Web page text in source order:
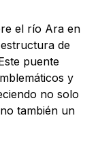
el río Ara en
de
puente
y
no solo
también un